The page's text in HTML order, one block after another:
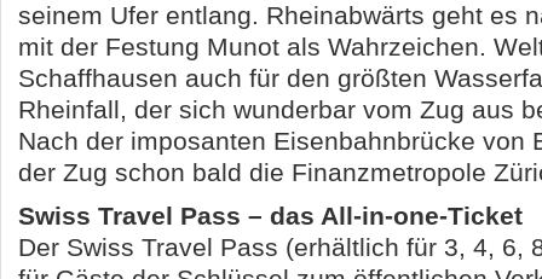
seinem Ufer entlang. Rheinabwärts geht es
mit der Festung Munot als Wahrzeichen.
Schaffhausen auch für den größten
Rheinfall, der sich wunderbar vom Zug aus
Nach der imposanten Eisenbahnbrücke von
der Zug schon bald die Finanzmetropole
Swiss Travel Pass – das All-in-one-Ticket
Der Swiss Travel Pass (erhältlich für 3, 4, 6,